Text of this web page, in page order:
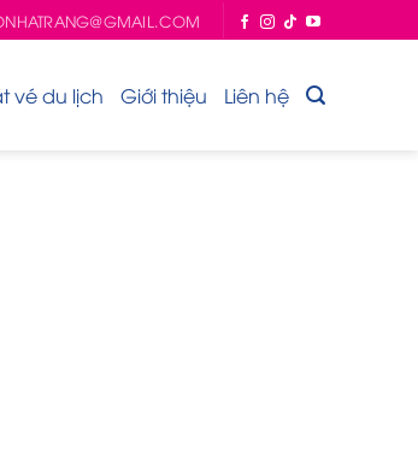
vé du lịch Giới thiệu Liên hệ